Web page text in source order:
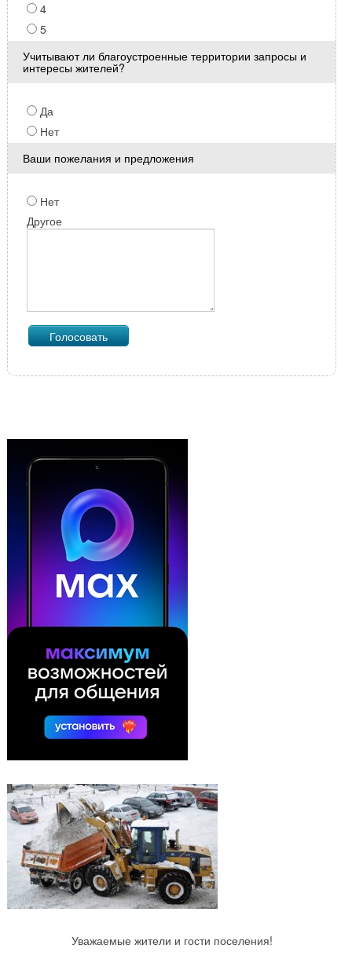
4
5
Учитывают ли благоустроенные территории запросы и
интересы жителей?
Да
Нет
Ваши пожелания и предложения
Нет
Другое
Уважаемые жители и гости поселения!